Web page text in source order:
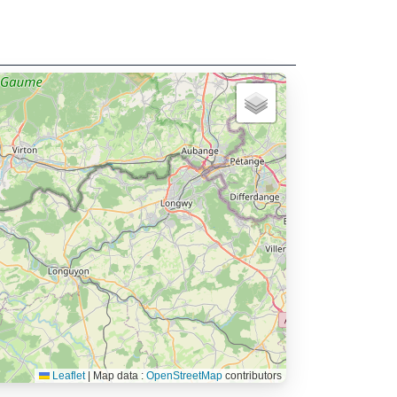
Leaflet Map data : OpenStreetMapcontributors